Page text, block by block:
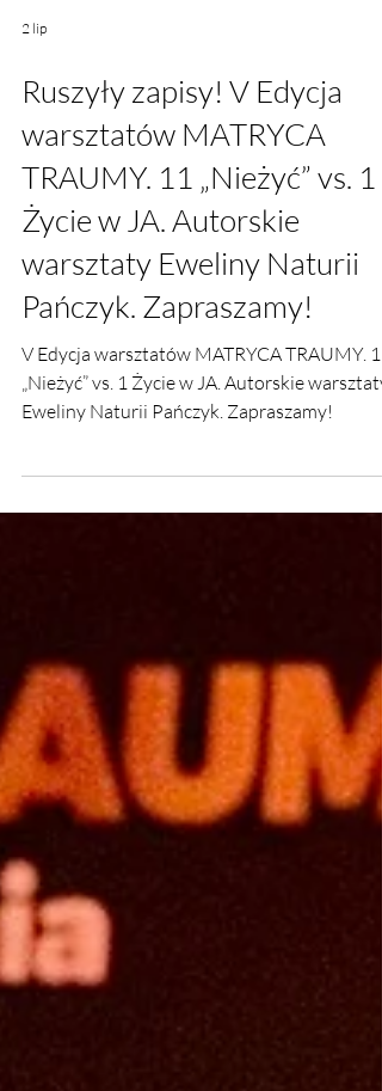
2 lip
Ruszyły zapisy! V Edycja
warsztatów MATRYCA
TRAUMY. 11 „Nieżyć” vs. 1
Życie w JA. Autorskie
warsztaty Eweliny Naturii
Pańczyk. Zapraszamy!
V Edycja warsztatów MATRYCA TRAUMY. 11